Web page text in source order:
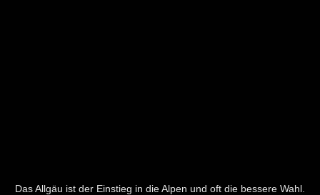
Das Allgäu ist der Einstieg in die Alpen und oft die bessere Wahl.